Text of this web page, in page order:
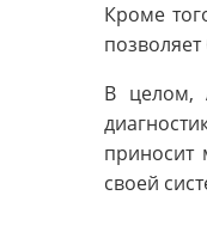
Кроме
В целом,
приносит
своей